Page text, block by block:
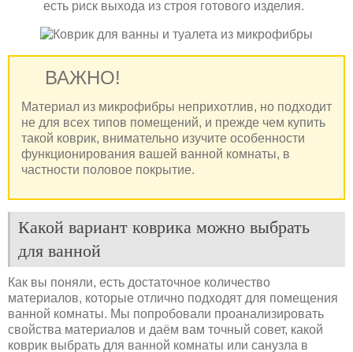
есть риск выхода из строя готового изделия.
ВАЖНО!
Материал из микрофибры неприхотлив, но подходит
не для всех типов помещений, и прежде чем купить
такой коврик, внимательно изучите особенности
функционирования вашей ванной комнаты, в
частности половое покрытие.
Какой вариант коврика можно выбрать
для ванной
Как вы поняли, есть достаточное количество
материалов, которые отлично подходят для помещения
ванной комнаты. Мы попробовали проанализировать
свойства материалов и даём вам точный совет, какой
коврик выбрать для ванной комнаты или санузла в